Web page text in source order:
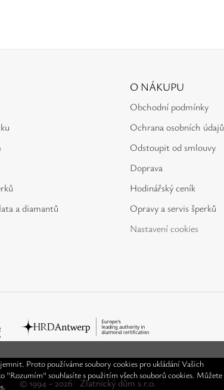
Proto používáme soubory cookies pro ukládání Vašich
"Rozumím" souhlasíte s použitím všech souborů cookies. Můžete
a diamantů
O NÁKUPU
Obchodní podmínky
Ochrana osobních údajů
Odstoupit od smlouvy
Doprava
Hodinářský ceník
Opravy a servis šperků
Nastavení cookies
© 1994 - 2026 Zlatnický dům s.r.o.